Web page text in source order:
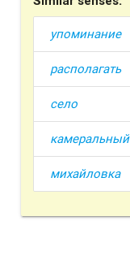
упоминание
располагать
село
камеральный
михайловка